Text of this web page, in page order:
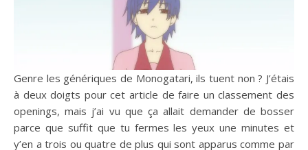
Genre les génériques de Monogatari, ils tuent non ? J’étais
à deux doigts pour cet article de faire un classement des
openings, mais j’ai vu que ça allait demander de bosser
parce que suffit que tu fermes les yeux une minutes et
y’en a trois ou quatre de plus qui sont apparus comme par